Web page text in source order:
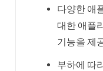
다양한 애
대한 애플
기능을 제
부하에 따